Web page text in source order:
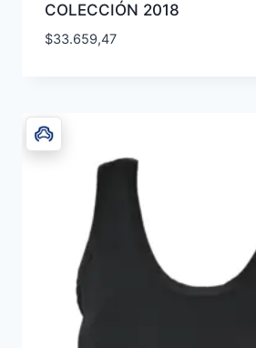
COLECCIÓN 2018
$33.659,47